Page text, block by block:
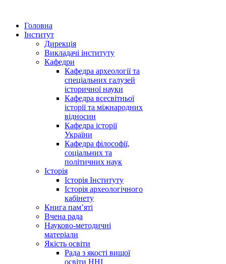
Головна
Інститут
Дирекція
Викладачі інституту
Кафедри
Кафедра археології та
спеціальних галузей
історичної науки
Кафедра всесвітньої
історії та міжнародних
відносин
Кафедра історії
України
Кафедра філософії,
соціальних та
політичних наук
Історія
Історія Інституту
Історія археологічного
кабінету
Книга памʼяті
Вчена рада
Науково-методичні
матеріали
Якість освіти
Рада з якості вищої
освіти ННІ